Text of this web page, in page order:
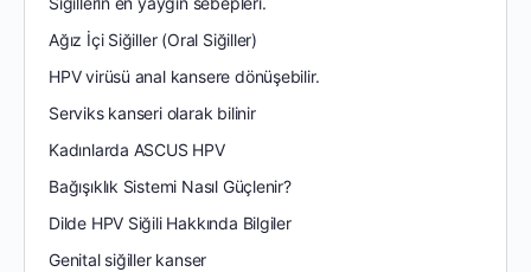
Ağız İçi Siğiller (Oral Siğiller)
HPV virüsü anal kansere dönüşebilir.
Serviks kanseri olarak bilinir
Kadınlarda ASCUS HPV
Bağışıklık Sistemi Nasıl Güçlenir?
Dilde HPV Siğili Hakkında Bilgiler
Genital siğiller kanser